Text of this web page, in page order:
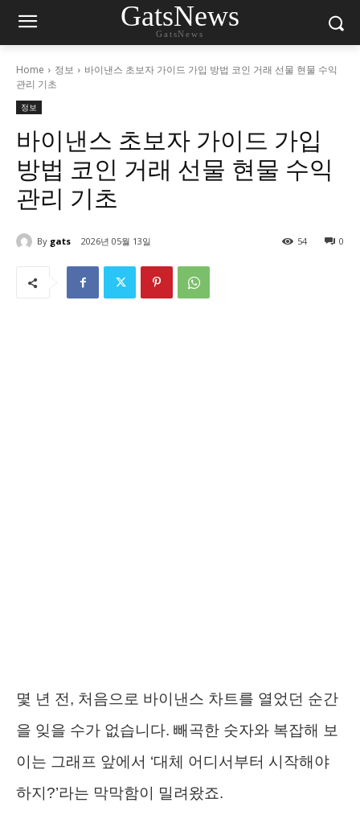
GatsNews
GatsNews
Home 정보
바이낸스 초보자 가이드 가입 방법 코인 거래 선물 현물 수익
관리 기초
정보
바이낸스 초보자 가이드 가입
방법 코인 거래 선물 현물 수익
관리 기초
By gats 2026년 05월 13일 0
54
몇 년 전, 처음으로 바이낸스 차트를 열었던 순간
을 잊을 수가 없습니다. 빼곡한 숫자와 복잡해 보
이는 그래프 앞에서 ‘대체 어디서부터 시작해야
하지?’라는 막막함이 밀려왔죠.